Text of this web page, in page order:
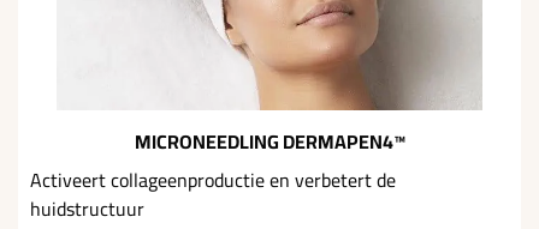
MICRONEEDLINGDERMAPEN4™
Activeert collageenproductie en verbetert de
huidstructuur